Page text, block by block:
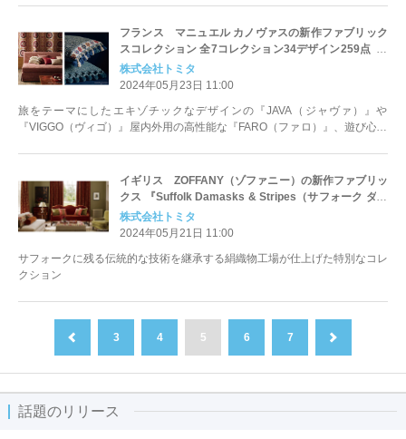
フランス マニュエル カノヴァスの新作ファブリック
スコレクション 全7コレクション34デザイン259点 5
月23日発売開始
株式会社トミタ
2024年05月23日 11:00
旅をテーマにしたエキゾチックなデザインの『JAVA（ジャヴァ）』や
『VIGGO（ヴィゴ）』屋内外用の高性能な『FARO（ファロ）』、遊び心溢
イギリス ZOFFANY（ゾファニー）の新作ファブリッ
クス 『Suffolk Damasks & Stripes（サフォーク ダマ
スク アンド ストライプ）』6 デザイン24 点 5 月21
日発売開始
株式会社トミタ
2024年05月21日 11:00
サフォークに残る伝統的な技術を継承する絹織物工場が仕上げた特別なコレ
クション
3 4 5 6 7
話題のリリース